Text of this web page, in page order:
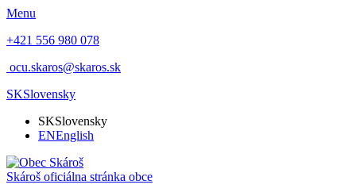
Menu
+421 556 980 078
ocu.skaros@skaros.sk
SKSlovensky
SKSlovensky
ENEnglish
Skároš oficiálna stránka obce